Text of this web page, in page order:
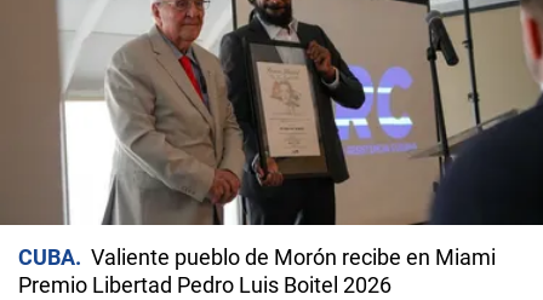
CUBA
Valiente pueblo de Morón recibe en Miami
Premio Libertad Pedro Luis Boitel 2026